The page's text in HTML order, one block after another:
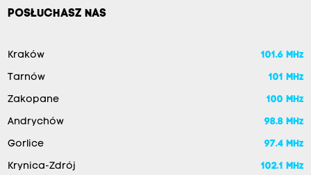
POSŁUCHASZ NAS
Kraków 101.6 MHz
Tarnów 101 MHz
Zakopane 100 MHz
Andrychów 98.8 MHz
Gorlice 97.4 MHz
Krynica-Zdrój 102.1 MHz